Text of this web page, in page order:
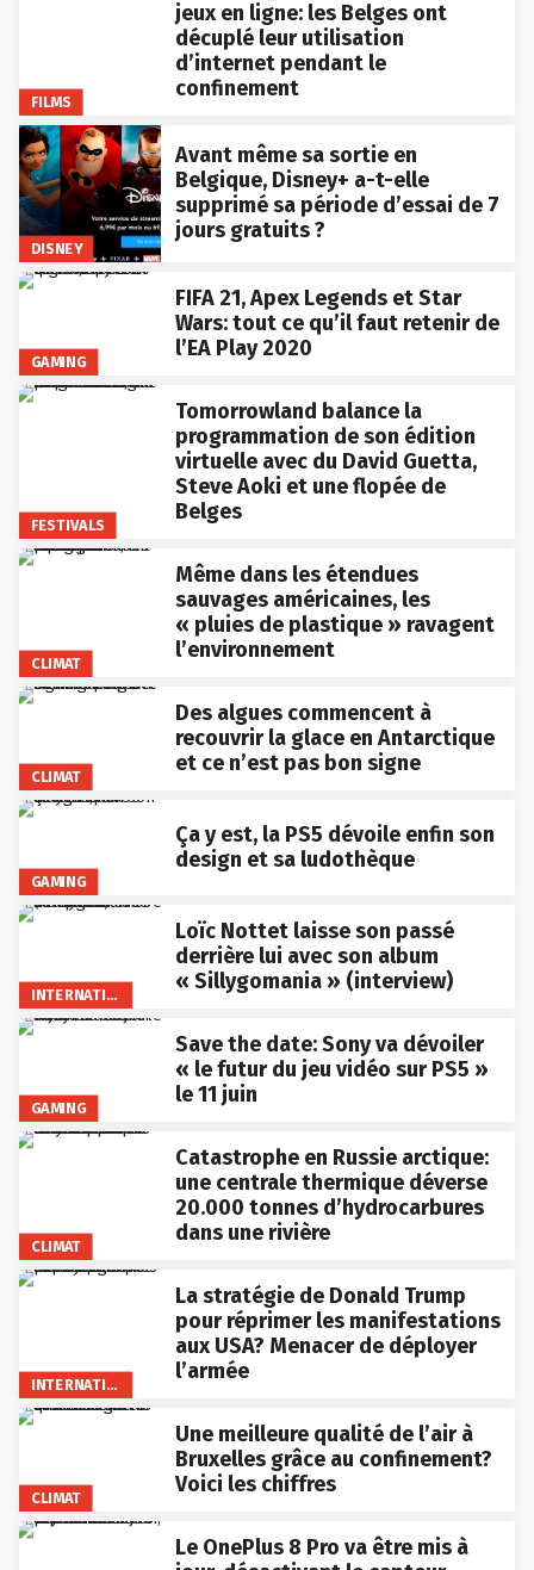
FILMS
jeux en ligne: les Belges ont
décuplé leur utilisation
d’internet pendant le
confinement
DISNEY
Avant même sa sortie en
Belgique, Disney+ a-t-elle
supprimé sa période d’essai de 7
jours gratuits ?
GAMING
FIFA 21, Apex Legends et Star
Wars: tout ce qu’il faut retenir de
l’EA Play 2020
FESTIVALS
Tomorrowland balance la
programmation de son édition
virtuelle avec du David Guetta,
Steve Aoki et une flopée de
Belges
CLIMAT
Même dans les étendues
sauvages américaines, les
« pluies de plastique » ravagent
l’environnement
CLIMAT
Des algues commencent à
recouvrir la glace en Antarctique
et ce n’est pas bon signe
GAMING
Ça y est, la PS5 dévoile enfin son
design et sa ludothèque
INTERNATIONAL
Loïc Nottet laisse son passé
derrière lui avec son album
« Sillygomania » (interview)
GAMING
Save the date: Sony va dévoiler
« le futur du jeu vidéo sur PS5 »
le 11 juin
CLIMAT
Catastrophe en Russie arctique:
une centrale thermique déverse
20.000 tonnes d’hydrocarbures
dans une rivière
INTERNATIONAL
La stratégie de Donald Trump
pour réprimer les manifestations
aux USA? Menacer de déployer
l’armée
CLIMAT
Une meilleure qualité de l’air à
Bruxelles grâce au confinement?
Voici les chiffres
Le OnePlus 8 Pro va être mis à